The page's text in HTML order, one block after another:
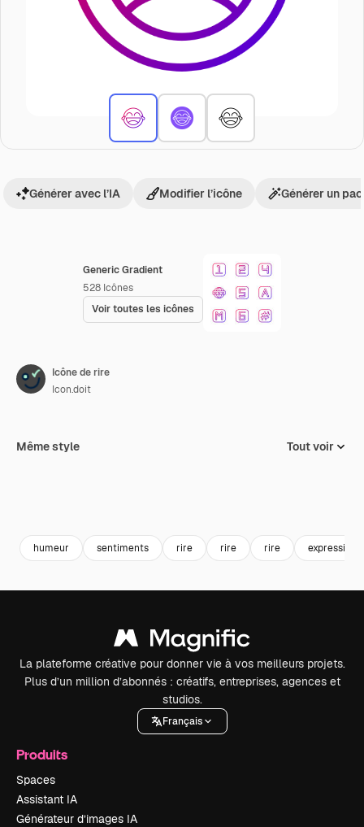
Generic Gradient
528 Icônes
Voir toutes les icônes
Générer avec l’IA Modifier l’icône Générer un
Icône de rire
Icon.doit
Même style Tout voir
humeur sentiments rire rire rire expressions
La plateforme créative pour donner vie à vos meilleurs projets.
Plus d’un million d’abonnés : créatifs, entreprises, agences et
studios.
Français
Produits
Spaces
Assistant IA
Générateur d’images IA